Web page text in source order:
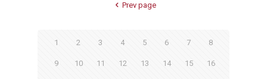
Prev page
1 2 3 4 5 6 7 8
9 10 11 12 13 14 15 16